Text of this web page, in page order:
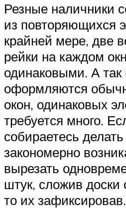
Резные наличники
из повторяющихся
крайней мере, две
рейки на каждом
одинаковыми. А так
оформляются
окон, одинаковых
требуется много.
собираетесь
закономерно
вырезать
штук, сложив доски
то их зафиксировав.